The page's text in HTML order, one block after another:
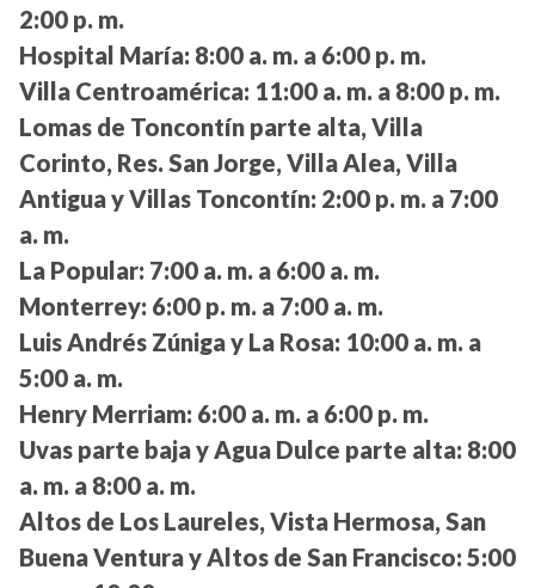
2:00 p. m.
Hospital María: 8:00 a. m. a 6:00 p. m.
Villa Centroamérica: 11:00 a. m. a 8:00 p. m.
Lomas de Toncontín parte alta, Villa
Corinto, Res. San Jorge, Villa Alea, Villa
Antigua y Villas Toncontín: 2:00 p. m. a 7:00
a. m.
La Popular: 7:00 a. m. a 6:00 a. m.
Monterrey: 6:00 p. m. a 7:00 a. m.
Luis Andrés Zúniga y La Rosa: 10:00 a. m. a
5:00 a. m.
Henry Merriam: 6:00 a. m. a 6:00 p. m.
Uvas parte baja y Agua Dulce parte alta: 8:00
a. m. a 8:00 a. m.
Altos de Los Laureles, Vista Hermosa, San
Buena Ventura y Altos de San Francisco: 5:00